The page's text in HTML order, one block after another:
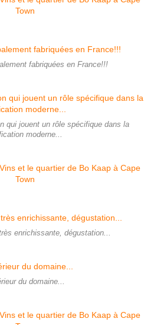
fabriquées en France!!!
qui jouent un rôle spécifique dans la
moderne...
enrichissante, dégustation...
du domaine...